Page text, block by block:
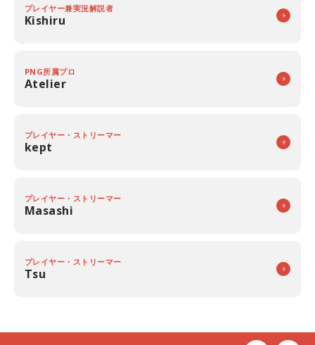
プレイヤー兼実況解説者
Kishiru
PNG所属プロ
Atelier
プレイヤー・ストリーマー
kept
プレイヤー・ストリーマー
Masashi
プレイヤー・ストリーマー
Tsu